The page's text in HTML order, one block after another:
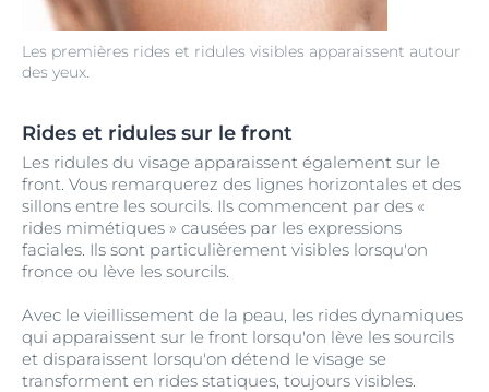
Les premières rides et ridules visibles apparaissent autour
des yeux.
Rides et ridules sur le front
Les ridules du visage apparaissent également sur le
front. Vous remarquerez des lignes horizontales et des
sillons entre les sourcils. Ils commencent par des «
rides mimétiques » causées par les expressions
faciales. Ils sont particulièrement visibles lorsqu'on
fronce ou lève les sourcils.
Avec le vieillissement de la peau, les rides dynamiques
qui apparaissent sur le front lorsqu'on lève les sourcils
et disparaissent lorsqu'on détend le visage se
transforment en rides statiques, toujours visibles.